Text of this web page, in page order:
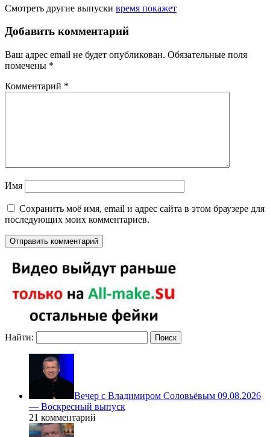
Смотреть другие выпуски время покажет
Добавить комментарий
Ваш адрес email не будет опубликован. Обязательные поля
помечены *
Комментарий *
Имя
Сохранить моё имя, email и адрес сайта в этом браузере для
последующих моих комментариев.
Найти:
Вечер с Владимиром Соловьёвым 09.08.2026
— Воскресный выпуск
21 комментарий